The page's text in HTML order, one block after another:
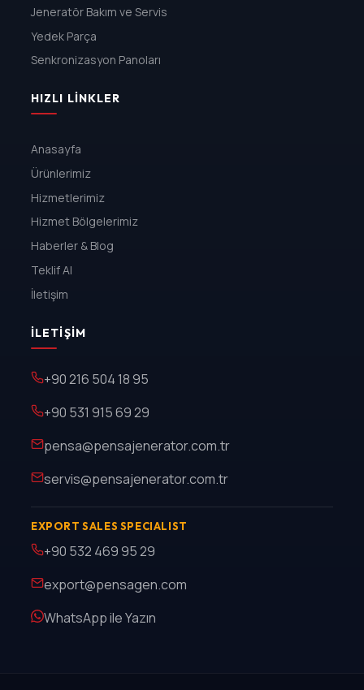
Jeneratör Bakım ve Servis
Yedek Parça
Senkronizasyon Panoları
HIZLI LINKLER
Anasayfa
Ürünlerimiz
Hizmetlerimiz
Hizmet Bölgelerimiz
Haberler & Blog
Teklif Al
İletişim
İLETIŞIM
+90 216 504 18 95
+90 531 915 69 29
pensa@pensajenerator.com.tr
servis@pensajenerator.com.tr
EXPORT SALES SPECIALIST
+90 532 469 95 29
export@pensagen.com
WhatsApp ile Yazın